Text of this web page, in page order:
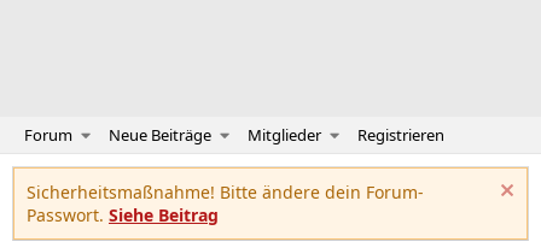
Forum Neue Beiträge Mitglieder Registrieren
Sicherheitsmaßnahme! Bitte ändere dein Forum-
Passwort. Siehe Beitrag